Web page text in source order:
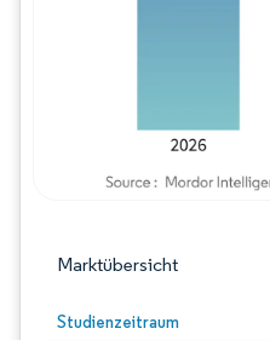
Marktübersicht
Studienzeitraum